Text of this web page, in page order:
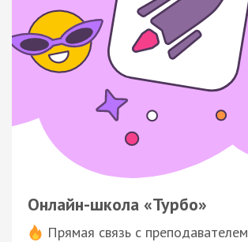
Онлайн-школа «Турбо»
Прямая связь с преподавателем